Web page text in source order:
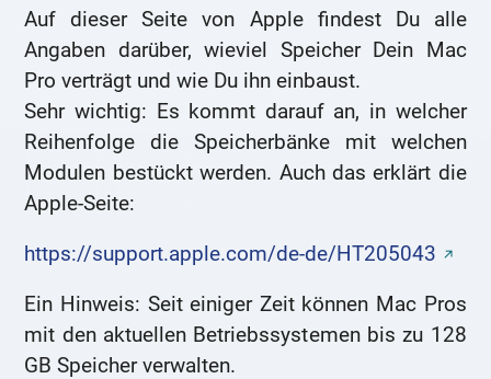
Auf dieser Seite von Apple findest Du alle
Angaben darüber, wieviel Speicher Dein Mac
Pro verträgt und wie Du ihn einbaust.
Sehr wichtig: Es kommt darauf an, in welcher
Reihenfolge die Speicherbänke mit welchen
Modulen bestückt werden. Auch das erklärt die
Apple-Seite:
https://support.apple.com/de-de/HT205043
Ein Hinweis: Seit einiger Zeit können Mac Pros
mit den aktuellen Betriebssystemen bis zu 128
GB Speicher verwalten.